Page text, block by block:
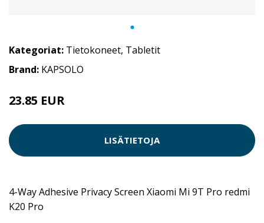
Kategoriat: Tietokoneet, Tabletit
Brand: KAPSOLO
23.85 EUR
LISÄTIETOJA
4-Way Adhesive Privacy Screen Xiaomi Mi 9T Pro redmi
K20 Pro